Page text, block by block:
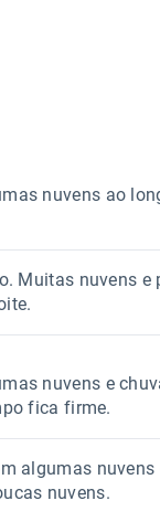
nuvens ao
Manhã
0.0mm
Muitas nuvens e
Tarde Noite
Chuva
1.4mm
39% de
nuvens e
fica firme.
algumas nuvens
nuvens.